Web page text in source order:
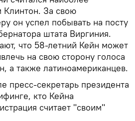
За свою
он успел побывать на посту
штата Виргиния.
что 58-летний Кейн может
на свою сторону голоса
а также латиноамериканцев.
пресс-секретарь президента
кто Кейна
считает "своим"